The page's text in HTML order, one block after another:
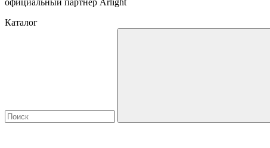
официальный партнер Arlight
Каталог